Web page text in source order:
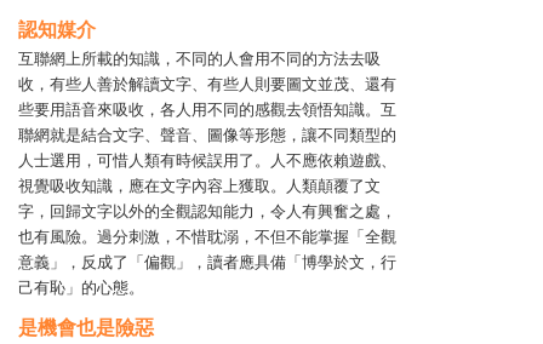
認知媒介
互聯網上所載的知識，不同的人會用不同的方法去吸
收，有些人善於解讀文字、有些人則要圖文並茂、還有
些要用語音來吸收，各人用不同的感觀去領悟知識。互
聯網就是結合文字、聲音、圖像等形態，讓不同類型的
人士選用，可惜人類有時候誤用了。人不應依賴遊戲、
視覺吸收知識，應在文字內容上獲取。人類顛覆了文
字，回歸文字以外的全觀認知能力，令人有興奮之處，
也有風險。過分刺激，不惜耽溺，不但不能掌握「全觀
意義」，反成了「偏觀」，讀者應具備「博學於文，行
己有恥」的心態。
是機會也是險惡